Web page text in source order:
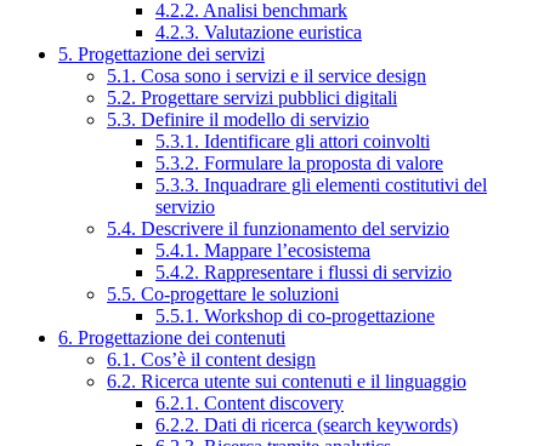
4.2.2. Analisi benchmark
4.2.3. Valutazione euristica
5. Progettazione dei servizi
5.1. Cosa sono i servizi e il service design
5.2. Progettare servizi pubblici digitali
5.3. Definire il modello di servizio
5.3.1. Identificare gli attori coinvolti
5.3.2. Formulare la proposta di valore
5.3.3. Inquadrare gli elementi costitutivi del
servizio
5.4. Descrivere il funzionamento del servizio
5.4.1. Mappare l’ecosistema
5.4.2. Rappresentare i flussi di servizio
5.5. Co-progettare le soluzioni
5.5.1. Workshop di co-progettazione
6. Progettazione dei contenuti
6.1. Cos’è il content design
6.2. Ricerca utente sui contenuti e il linguaggio
6.2.1. Content discovery
6.2.2. Dati di ricerca (search keywords)